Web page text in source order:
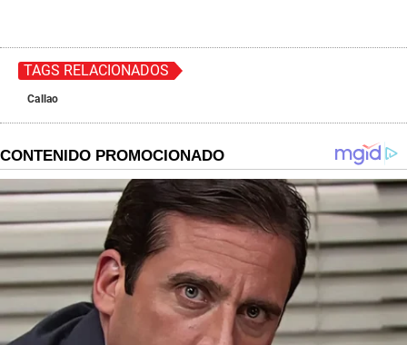
TAGS RELACIONADOS
Callao